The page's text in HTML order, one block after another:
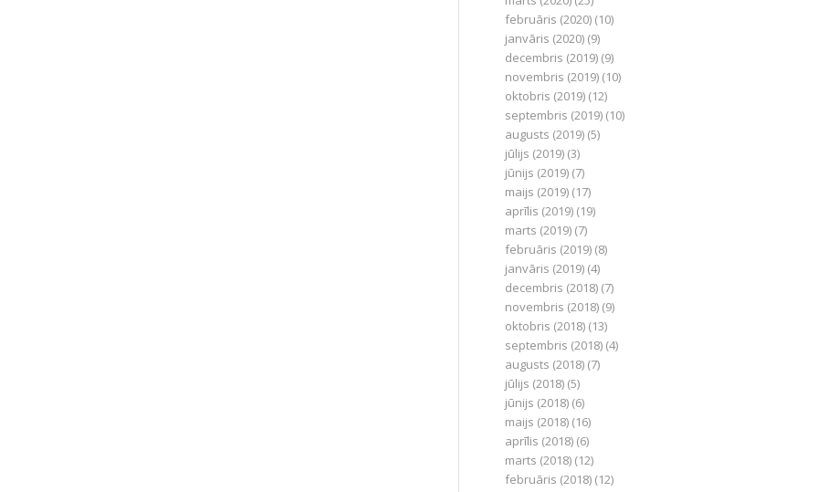
februāris (2020) (10)
janvāris (2020) (9)
decembris (2019) (9)
novembris (2019) (10)
oktobris (2019) (12)
septembris (2019) (10)
augusts (2019) (5)
jūlijs (2019) (3)
jūnijs (2019) (7)
maijs (2019) (17)
aprīlis (2019) (19)
marts (2019) (7)
februāris (2019) (8)
janvāris (2019) (4)
decembris (2018) (7)
novembris (2018) (9)
oktobris (2018) (13)
septembris (2018) (4)
augusts (2018) (7)
jūlijs (2018) (5)
jūnijs (2018) (6)
maijs (2018) (16)
aprīlis (2018) (6)
marts (2018) (12)
februāris (2018) (12)